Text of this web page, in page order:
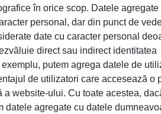
în orice scop. Datele agregate
personal, dar din punct de
date cu caracter personal
direct sau indirect identitatea
putem agrega datele de
de utilizatori care accesează o
a website-ului. Cu toate acestea,
datele agregate cu datele